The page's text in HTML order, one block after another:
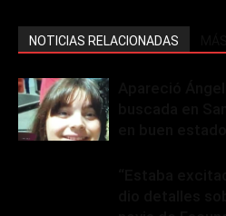
NOTICIAS RELACIONADAS